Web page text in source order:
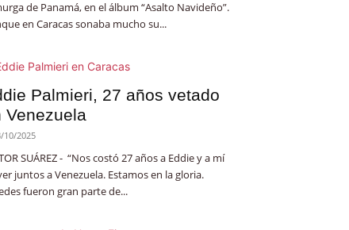
de Panamá, en el álbum “Asalto Navideño”.
en Caracas sonaba mucho su...
Palmieri, 27 años vetado
Venezuela
10/2025
SUÁREZ - “Nos costó 27 años a Eddie y a mí
juntos a Venezuela. Estamos en la gloria.
fueron gran parte de...